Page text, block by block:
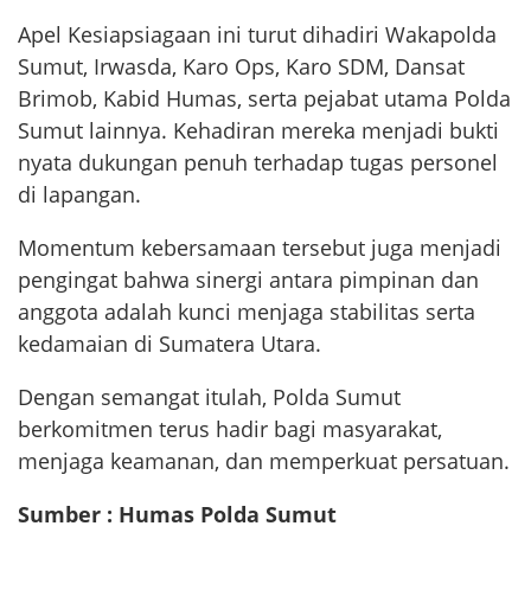
Apel Kesiapsiagaan ini turut dihadiri Wakapolda
Sumut, Irwasda, Karo Ops, Karo SDM, Dansat
Brimob, Kabid Humas, serta pejabat utama Polda
Sumut lainnya. Kehadiran mereka menjadi bukti
nyata dukungan penuh terhadap tugas personel
di lapangan.
Momentum kebersamaan tersebut juga menjadi
pengingat bahwa sinergi antara pimpinan dan
anggota adalah kunci menjaga stabilitas serta
kedamaian di Sumatera Utara.
Dengan semangat itulah, Polda Sumut
berkomitmen terus hadir bagi masyarakat,
menjaga keamanan, dan memperkuat persatuan.
Sumber : Humas Polda Sumut